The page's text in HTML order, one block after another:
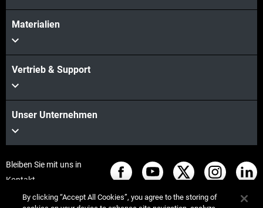
Materialien
Vertrieb & Support
Unser Unternehmen
Bleiben Sie mit uns in
Kontakt
By clicking “Accept All Cookies”, you agree to the storing of